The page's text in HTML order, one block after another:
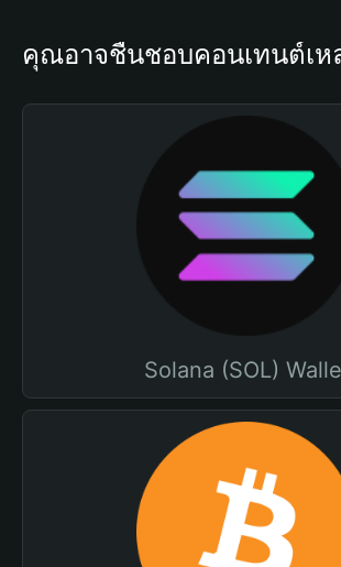
คุณอาจชื่นชอบคอนเทนต์เห
Solana (SOL)